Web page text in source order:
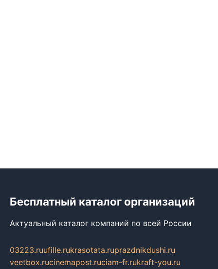
Бесплатный каталог организаций
Актуальный каталог компаний по всей России
03223.ruufille.rukrasotata.ruprazdnikdushi.ru
veetbox.rucinemapost.ruciam-fr.rukraft-you.ru